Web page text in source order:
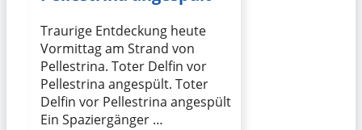
Traurige Entdeckung heute
Vormittag am Strand von
Pellestrina. Toter Delfin vor
Pellestrina angespült. Toter
Delfin vor Pellestrina angespült
Ein Spaziergänger …